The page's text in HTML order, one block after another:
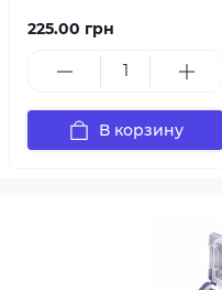
225.00 грн
В корзину